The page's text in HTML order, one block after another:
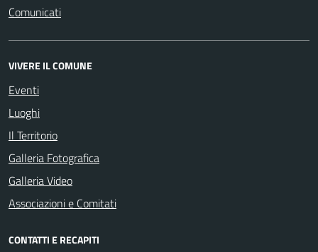
Comunicati
VIVERE IL COMUNE
Eventi
Luoghi
Il Territorio
Galleria Fotografica
Galleria Video
Associazioni e Comitati
CONTATTI E RECAPITI